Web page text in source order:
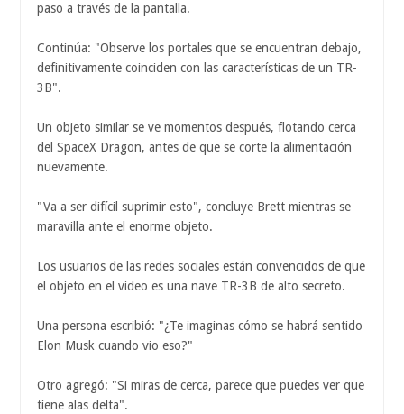
paso a través de la pantalla.
Continúa: "Observe los portales que se encuentran debajo,
definitivamente coinciden con las características de un TR-
3B".
Un objeto similar se ve momentos después, flotando cerca
del SpaceX Dragon, antes de que se corte la alimentación
nuevamente.
"Va a ser difícil suprimir esto", concluye Brett mientras se
maravilla ante el enorme objeto.
Los usuarios de las redes sociales están convencidos de que
el objeto en el video es una nave TR-3B de alto secreto.
Una persona escribió: "¿Te imaginas cómo se habrá sentido
Elon Musk cuando vio eso?"
Otro agregó: "Si miras de cerca, parece que puedes ver que
tiene alas delta".